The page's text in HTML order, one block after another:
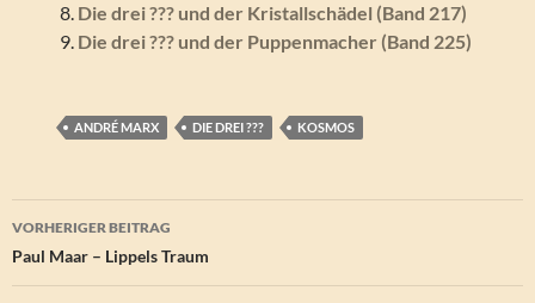
Die drei ??? und der Kristallschädel (Band 217)
Die drei ??? und der Puppenmacher (Band 225)
ANDRÉ MARX DIE DREI ??? KOSMOS
Beitragsnavigation
VORHERIGER BEITRAG
Paul Maar – Lippels Traum